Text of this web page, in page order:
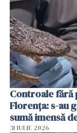
Controale
Florența: s-au
sumă imensă
31 IULIE 2026